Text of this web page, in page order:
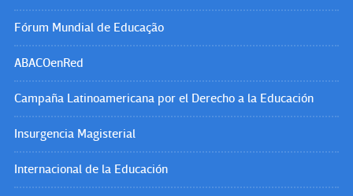
Fórum Mundial de Educação
ABACOenRed
Campaña Latinoamericana por el Derecho a la Educación
Insurgencia Magisterial
Internacional de la Educación